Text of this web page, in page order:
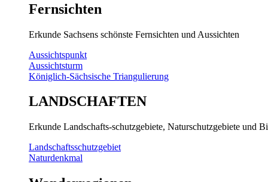
Fernsichten
Erkunde Sachsens schönste Fernsichten und Aussichten
Aussichtspunkt
Aussichtsturm
Königlich-Sächsische Triangulierung
LANDSCHAFTEN
Erkunde Landschafts-schutzgebiete, Naturschutzgebiete und
Landschaftsschutzgebiet
Naturdenkmal